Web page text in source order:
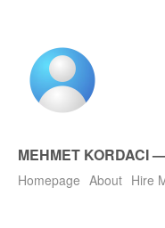
MEHMET KORDACI
Homepage About Hire